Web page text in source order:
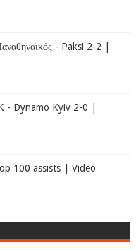
- Paksi 2-2 |
Dynamo Kyiv 2-0 |
100 assists | Video